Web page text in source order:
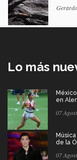
Lo más
en
07
de la
07